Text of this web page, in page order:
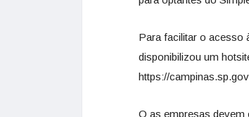
Para facilitar o acesso
disponibilizou um
https://
O as empresas